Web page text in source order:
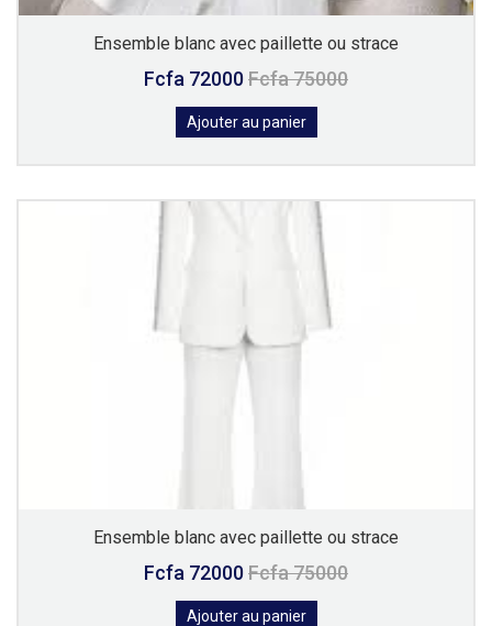
Ensemble blanc avec paillette ou strace
Fcfa 72000Fcfa 75000
Ajouter au panier
Ensemble blanc avec paillette ou strace
Fcfa 72000Fcfa 75000
Ajouter au panier